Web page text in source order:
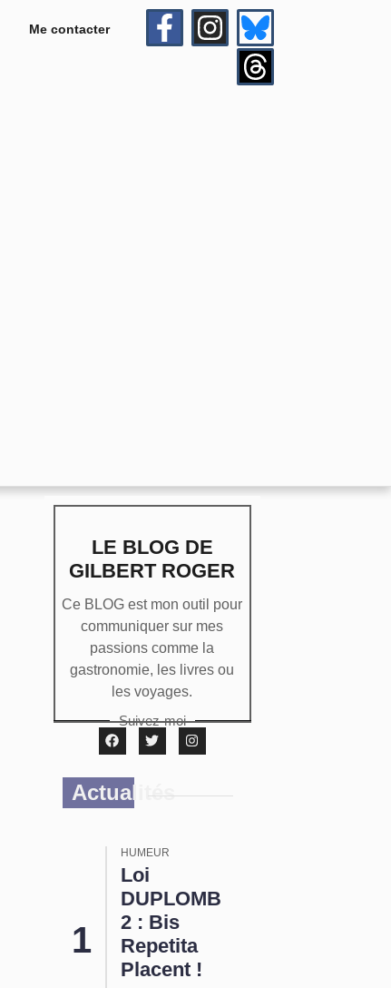
Me contacter
LE BLOG DE
GILBERT ROGER
Ce BLOG est mon outil pour
communiquer sur mes
passions comme la
gastronomie, les livres ou
les voyages.
Suivez-moi
Actualités
HUMEUR
Loi
DUPLOMB
2 : Bis
Repetita
Placent !